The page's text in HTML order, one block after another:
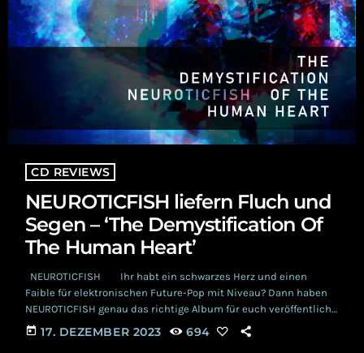
CD REVIEWS
NEUROTICFISH liefern Fluch und
Segen – ‘The Demystification Of
The Human Heart’
NEUROTICFISH Ihr habt ein schwarzes Herz und einen
Faible für elektronischen Future-Pop mit Niveau? Dann haben
NEUROTICFISH genau das richtige Album für euch veröffentlicht.
Am 15. Dezember erschien ‘The Demystification Of The Human
Heart’ und wie es sich so mit all unseren Herzensneigungen
today 17. DEZEMBER 2023 694